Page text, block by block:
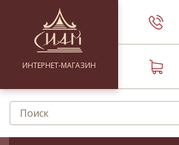
ИНТЕРНЕТ-МАГАЗИН